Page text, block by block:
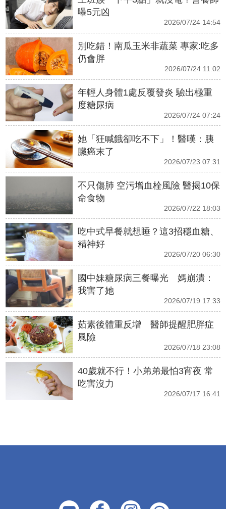
曝5元凶
2026/07/24 14:54
別吃錯！南瓜玉米非蔬菜 專家:吃多
仍會胖
2026/07/24 11:02
年輕人身體1處反覆發炎 驗出極重
度糖尿病
2026/07/24 07:24
她「狂喊餓卻吃不下」！醫嘆：胰
臟癌末了
2026/07/23 07:31
不只傷肺 空污增血栓風險 醫揭10保
命食物
2026/07/22 18:03
吃中式早餐就想睡？這3招穩血糖、
精神好
2026/07/20 06:30
國中妹糖尿病三餐曝光 媽崩潰：
我害了她
2026/07/19 17:33
茹素後體重反增 醫師提醒肥胖症
風險
2026/07/18 23:08
40歲就不行！小弟弟最怕3宵夜 常
吃害沒力
2026/07/17 16:41